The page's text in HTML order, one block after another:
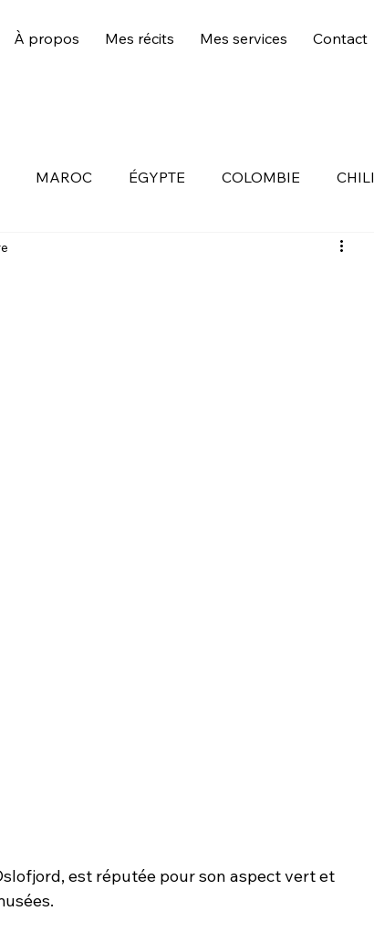
À propos Mes récits Mes services Contact
MAROC ÉGYPTE COLOMBIE CHILI
est réputée pour son aspect vert et